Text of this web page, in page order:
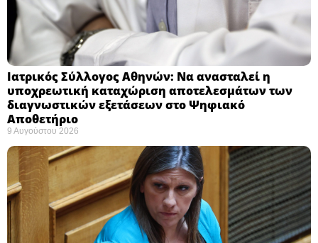
Ιατρικός Σύλλογος Αθηνών: Να ανασταλεί η
υποχρεωτική καταχώριση αποτελεσμάτων των
διαγνωστικών εξετάσεων στο Ψηφιακό
Αποθετήριο ​
9 Αυγούστου 2026